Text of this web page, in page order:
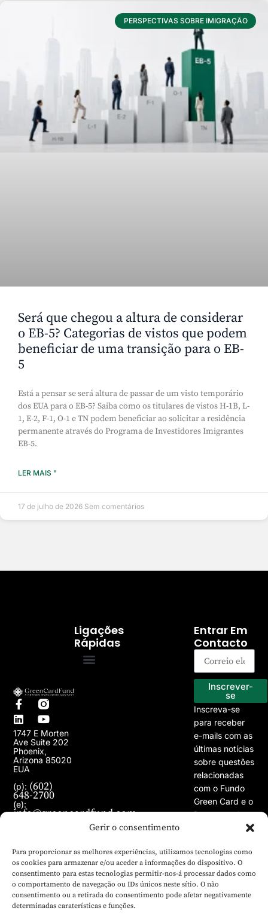
Gerir o consentimento
Para proporcionar as melhores experiências, utilizamos tecnologias como
os cookies para armazenar e/ou aceder a informações do dispositivo. O
consentimento para estas tecnologias permitir-nos-á processar dados como
o comportamento de navegação ou IDs únicos neste sítio. O não
consentimento ou a retirada do consentimento pode afetar negativamente
determinadas caraterísticas e funções.
PERSPECTIVAS SOBRE IMIGRAÇÃO
Será que chegou a altura de considerar
o EB-5? Categorias de vistos que podem
beneficiar de uma transição para o EB-
5
Está a pensar se será altura de passar de um visto temporário
dos EUA para o EB-5? Saiba como os titulares de vistos H-1B, L-
1, E-2, F-1, O-1 e TN podem beneficiar ao solicitar a residência
permanente através do Programa de Investidores Imigrantes
EB-5.
LER MAIS "
17 de julho de 2026 Sem comentários
1747 E Morten
Ave Suite 202
Phoenix,
Arizona 85020
EUA
(p): (602)
648-2700
(e):
info@greencardfund.com
Ligações
Rápidas
Entrar Em
Contacto
Inscrever-
se
Inscreva-se
para receber
e-mails com as
últimas notícias
sobre questões
relacionadas
com o Fundo
Green Card e o
Programa de